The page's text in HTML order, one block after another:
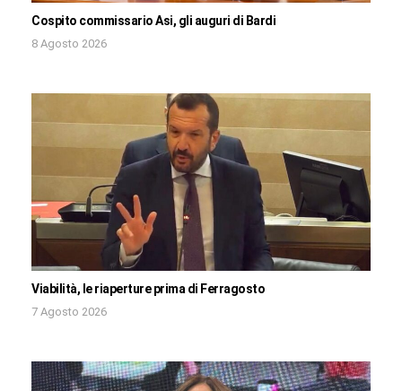
Cospito commissario Asi, gli auguri di Bardi
8 Agosto 2026
Viabilità, le riaperture prima di Ferragosto
7 Agosto 2026